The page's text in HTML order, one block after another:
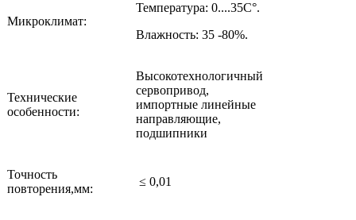
Микроклимат:
Температура: 0....35С°.
Влажность: 35 -80%.
Технические
особенности:
Высокотехнологичный
сервопривод,
импортные линейные
направляющие,
подшипники
Точность
повторения,мм:
≤ 0,01